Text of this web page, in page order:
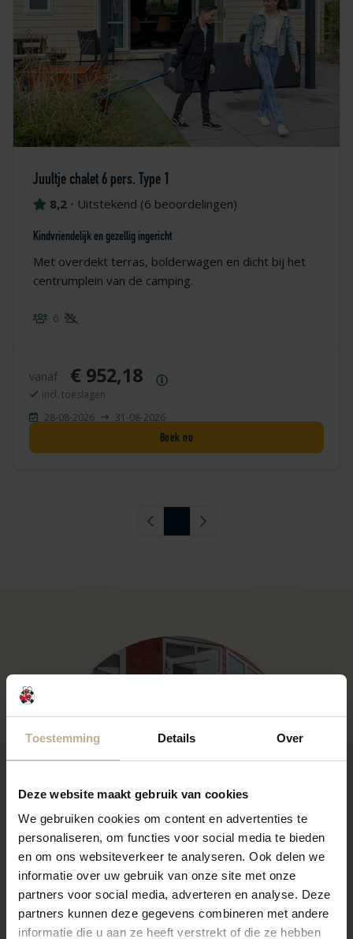
Toestemming Details Over
Deze website maakt gebruik van cookies
We gebruiken cookies om content en advertenties te
personaliseren, om functies voor social media te bieden
en om ons websiteverkeer te analyseren. Ook delen we
informatie over uw gebruik van onze site met onze
partners voor social media, adverteren en analyse. Deze
partners kunnen deze gegevens combineren met andere
informatie die u aan ze heeft verstrekt of die ze hebben
Juultje chalet 6 pers. Type 1
8,2 • Uitstekend (6 beoordelingen)
Kindvriendelijk en gezellig ingericht
Met overdekt terras, bolderwagen en dicht bij het
centrumplein van de camping.
6
vanaf € 952,18
incl. toeslagen
28-08-2026
31-08-2026
Boek nu
Vorige paginaVolgende pagina
Een chalet voor iedere vakantiewens